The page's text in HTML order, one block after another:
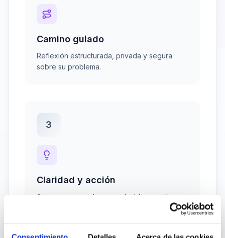
Camino guiado
Reflexión estructurada, privada y segura
sobre su problema.
3
Claridad y acción
Acciones concretas para desbloquear la